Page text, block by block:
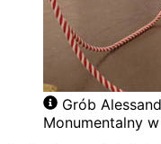
Grób
Monumentalny